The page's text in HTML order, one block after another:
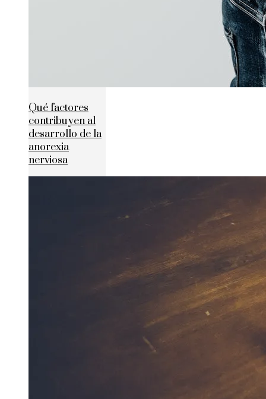
Qué factores
contribuyen al
desarrollo de la
anorexia
nerviosa